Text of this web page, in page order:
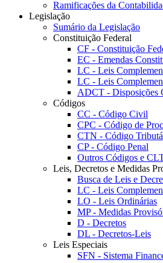
Ramificações da
Legislação
Sumário da Legislação
Constituição Federal
CF - Constituição
EC - Emendas
LC - Leis
LC - Leis
ADCT - Disposições
Códigos
CC - Código Civil
CPC - Código de
CTN - Código
CP - Código Penal
Outros Códigos e
Leis, Decretos e Medidas
Busca de Leis e
LC - Leis
LO - Leis Ordinárias
MP - Medidas
D - Decretos
DL - Decretos-Leis
Leis Especiais
SFN - Sistema